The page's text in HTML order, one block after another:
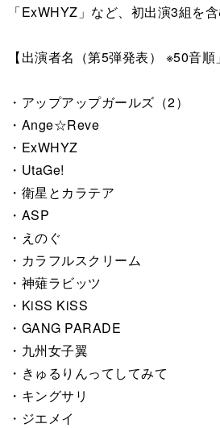
「ExWHYZ」など、初出演3組を含
【出演者名（第5弾発表） ※50音順」
・アップアップガールズ（2）
・Ange☆Reve
・ExWHYZ
・UtaGe!
・衛星とカラテア
・ASP
・えのぐ
・カラフルスクリーム
・神薙ラビッツ
・KiSS KiSS
・GANG PARADE
・九州女子翼
・きゅるりんってしてみて
・キングサリ
・ジエメイ